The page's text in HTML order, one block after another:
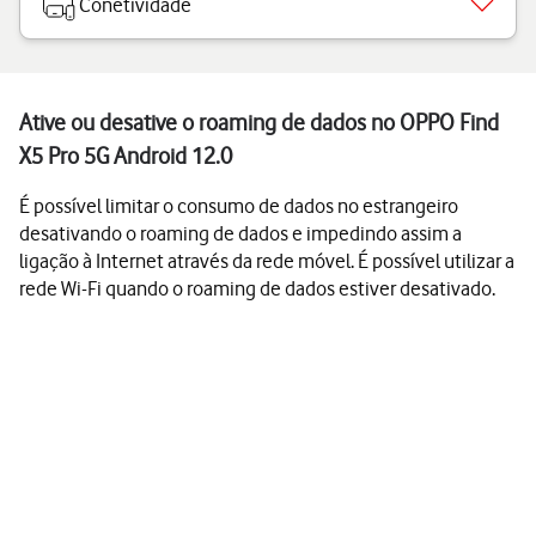
Conetividade
Ative ou desative o roaming de dados no OPPO Find
X5 Pro 5G Android 12.0
É possível limitar o consumo de dados no estrangeiro
desativando o roaming de dados e impedindo assim a
ligação à Internet através da rede móvel. É possível utilizar a
rede Wi-Fi quando o roaming de dados estiver desativado.